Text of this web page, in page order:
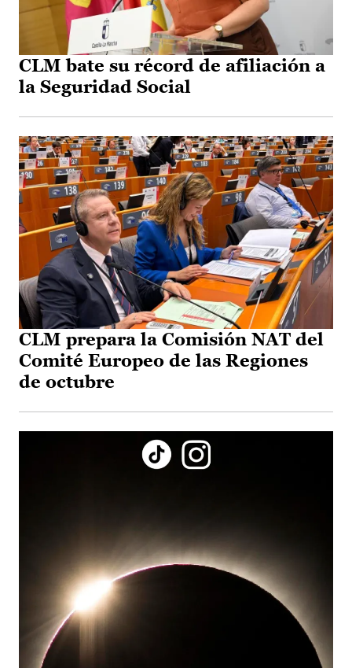
CLM bate su récord de afiliación a
la Seguridad Social
CLM prepara la Comisión NAT del
Comité Europeo de las Regiones
de octubre